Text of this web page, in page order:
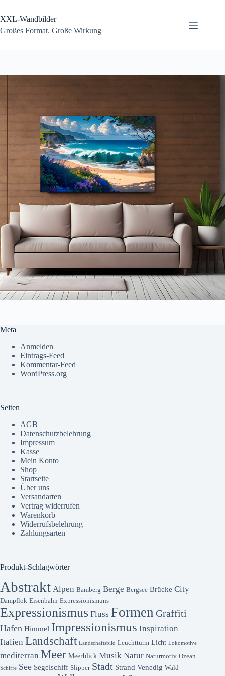
springen
XXL-Wandbilder
Großes Format. Große Wirkung
Meta
Anmelden
Eintrags-Feed
Kommentar-Feed
WordPress.org
Seiten
AGB
Datenschutzbelehrung
Impressum
Kasse
Mein Konto
Shop
Startseite
Über uns
Versandarten
Vertrag widerrufen
Warenkorb
Widerrufsbelehrung
Zahlungsarten
Produkt-Schlagwörter
Abstrakt Alpen Bamberg Berge Bergsee Brücke City
Dampflok Eisenbahn Expressionismuns
Expressionismus Fluss Formen Graffiti
Hafen Himmel Impressionismus Inspiration
Italien Landschaft Landschaftsbild Leuchtturm Licht Lokomotive
mediterran Meer Meerblick Musik Natur Naturmotiv Ozean
Schiffe See Segelschiff Slipper Stadt Strand Venedig Wald